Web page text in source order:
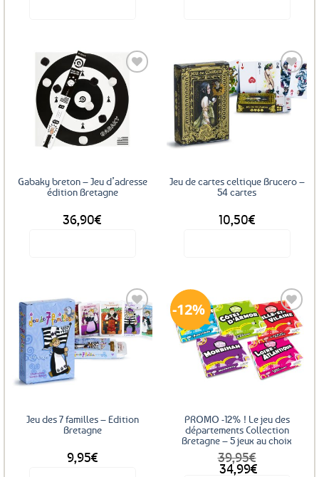
Ajouter
aux
favoris
Gabaky breton – Jeu d’adresse
édition Bretagne
36,90€
Ajouter
aux
Jeu de cartes celtique Brucero –
54 cartes
10,50€
Ajouter
aux
favoris
Jeu des 7 familles – Edition
Bretagne
9,95€
12%
Ajouter
aux
favoris
PROMO -12% ! Le jeu des
départements Collection
Bretagne – 5 jeux au choix
39,95€
34,99€